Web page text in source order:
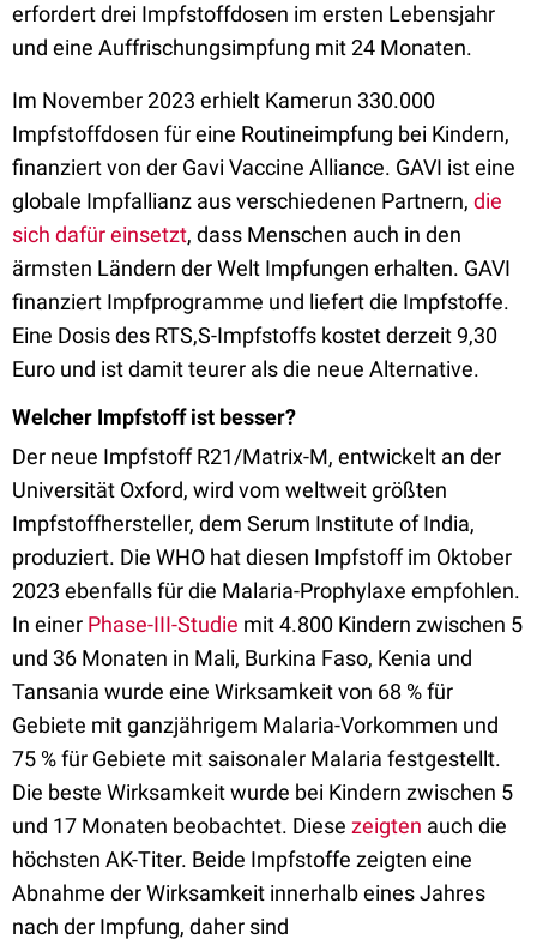
erfordert drei Impfstoffdosen im ersten Lebensjahr
und eine Auffrischungsimpfung mit 24 Monaten.
Im November 2023 erhielt Kamerun 330.000
Impfstoffdosen für eine Routineimpfung bei Kindern,
finanziert von der Gavi Vaccine Alliance. GAVI ist eine
globale Impfallianz aus verschiedenen Partnern, die
sich dafür einsetzt, dass Menschen auch in den
ärmsten Ländern der Welt Impfungen erhalten. GAVI
finanziert Impfprogramme und liefert die Impfstoffe.
Eine Dosis des RTS,S-Impfstoffs kostet derzeit 9,30
Euro und ist damit teurer als die neue Alternative.
Welcher Impfstoff ist besser?
Der neue Impfstoff R21/Matrix-M, entwickelt an der
Universität Oxford, wird vom weltweit größten
Impfstoffhersteller, dem Serum Institute of India,
produziert. Die WHO hat diesen Impfstoff im Oktober
2023 ebenfalls für die Malaria-Prophylaxe empfohlen.
In einer Phase-III-Studie mit 4.800 Kindern zwischen 5
und 36 Monaten in Mali, Burkina Faso, Kenia und
Tansania wurde eine Wirksamkeit von 68 % für
Gebiete mit ganzjährigem Malaria-Vorkommen und
75 % für Gebiete mit saisonaler Malaria festgestellt.
Die beste Wirksamkeit wurde bei Kindern zwischen 5
und 17 Monaten beobachtet. Diese zeigten auch die
höchsten AK-Titer. Beide Impfstoffe zeigten eine
Abnahme der Wirksamkeit innerhalb eines Jahres
nach der Impfung, daher sind